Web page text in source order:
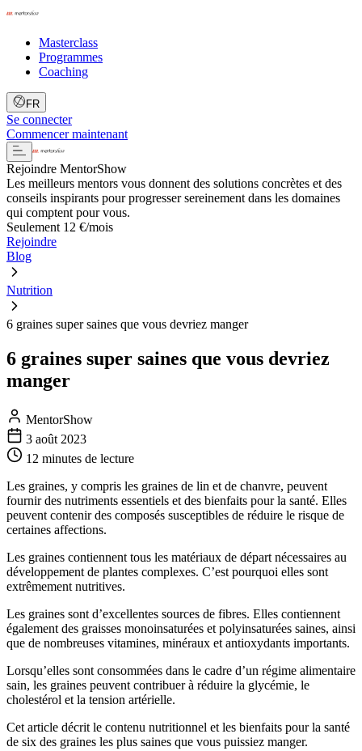
Masterclass
Programmes
Coaching
FR
Se connecter
Commencer maintenant
Rejoindre MentorShow
Les meilleurs mentors vous donnent des solutions concrètes et des
conseils inspirants pour progresser sereinement dans les domaines
qui comptent pour vous.
Seulement 12 €/mois
Rejoindre
Blog
Nutrition
6 graines super saines que vous devriez manger
6 graines super saines que vous devriez
manger
MentorShow
3 août 2023
12 minutes de lecture
Les graines, y compris les graines de lin et de chanvre, peuvent
fournir des nutriments essentiels et des bienfaits pour la santé. Elles
peuvent contenir des composés susceptibles de réduire le risque de
certaines affections.
Les graines contiennent tous les matériaux de départ nécessaires au
développement de plantes complexes. C’est pourquoi elles sont
extrêmement nutritives.
Les graines sont d’excellentes sources de fibres. Elles contiennent
également des graisses monoinsaturées et polyinsaturées saines, ainsi
que de nombreuses vitamines, minéraux et antioxydants importants.
Lorsqu’elles sont consommées dans le cadre d’un régime alimentaire
sain, les graines peuvent contribuer à réduire la glycémie, le
cholestérol et la tension artérielle.
Cet article décrit le contenu nutritionnel et les bienfaits pour la santé
de six des graines les plus saines que vous puissiez manger.